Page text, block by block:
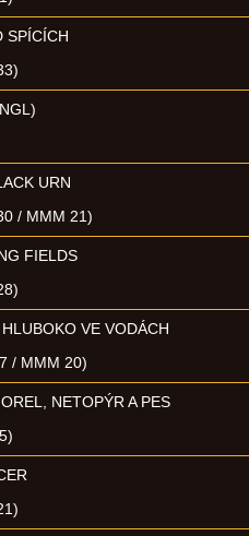
SPÍCÍCH
URN
/ MMM 21)
FIELDS
VE VODÁCH
/ MMM 20)
NETOPÝR A PES